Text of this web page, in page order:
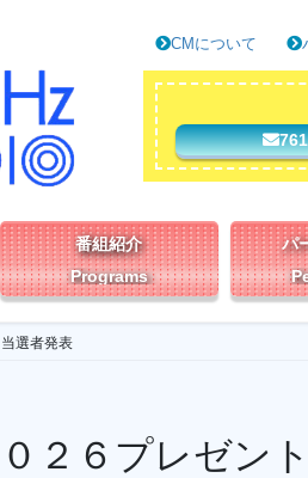
CMについて
番組紹介
Programs
パ
選者発表
２６プレゼン